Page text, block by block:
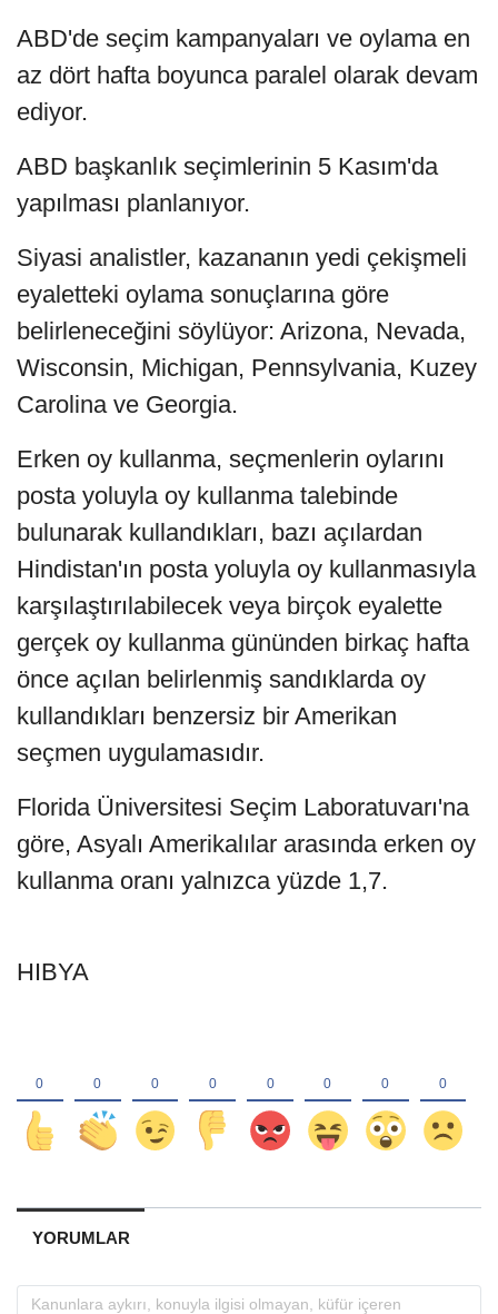
ABD'de seçim kampanyaları ve oylama en
az dört hafta boyunca paralel olarak devam
ediyor.
ABD başkanlık seçimlerinin 5 Kasım'da
yapılması planlanıyor.
Siyasi analistler, kazananın yedi çekişmeli
eyaletteki oylama sonuçlarına göre
belirleneceğini söylüyor: Arizona, Nevada,
Wisconsin, Michigan, Pennsylvania, Kuzey
Carolina ve Georgia.
Erken oy kullanma, seçmenlerin oylarını
posta yoluyla oy kullanma talebinde
bulunarak kullandıkları, bazı açılardan
Hindistan'ın posta yoluyla oy kullanmasıyla
karşılaştırılabilecek veya birçok eyalette
gerçek oy kullanma gününden birkaç hafta
önce açılan belirlenmiş sandıklarda oy
kullandıkları benzersiz bir Amerikan
seçmen uygulamasıdır.
Florida Üniversitesi Seçim Laboratuvarı'na
göre, Asyalı Amerikalılar arasında erken oy
kullanma oranı yalnızca yüzde 1,7.
HIBYA
YORUMLAR